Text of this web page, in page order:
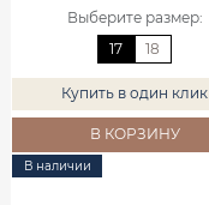
Выберите размер:
17
18
Купить в один клик
В КОРЗИНУ
В наличии